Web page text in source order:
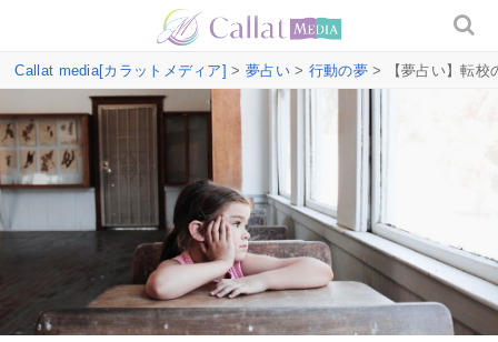
Callat media[カラットメディア] > 夢占い> 行動の夢> 【夢占い】転校